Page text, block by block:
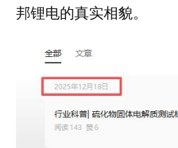
邦锂电的真实相貌。